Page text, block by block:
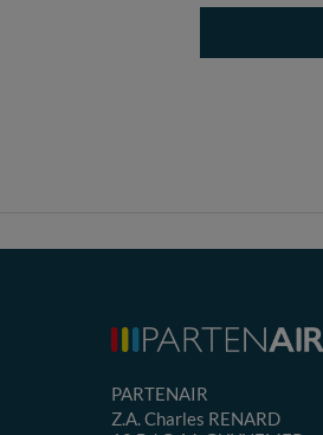
PARTENAIR
Z.A. Charles RENARD